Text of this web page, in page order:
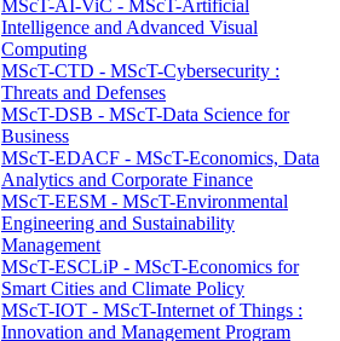
MScT-AI-ViC - MScT-Artificial
Intelligence and Advanced Visual
Computing
MScT-CTD - MScT-Cybersecurity :
Threats and Defenses
MScT-DSB - MScT-Data Science for
Business
MScT-EDACF - MScT-Economics, Data
Analytics and Corporate Finance
MScT-EESM - MScT-Environmental
Engineering and Sustainability
Management
MScT-ESCLiP - MScT-Economics for
Smart Cities and Climate Policy
MScT-IOT - MScT-Internet of Things :
Innovation and Management Program